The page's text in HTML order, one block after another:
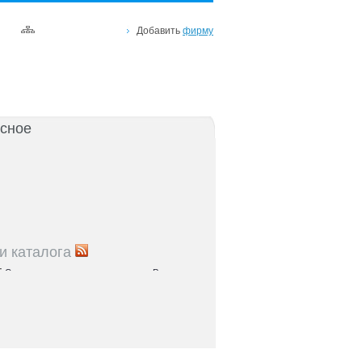
Добавить фирму
каталога
Список рынков и торговых центров Ростова и